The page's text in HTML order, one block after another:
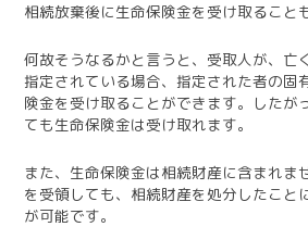
相続放棄後に生命保険金を受け取ること
何故そうなるかと言うと、受取人が、亡
指定されている場合、指定された者の固
険金を受け取ることができます。したが
ても生命保険金は受け取れます。
また、生命保険金は相続財産に含まれま
を受領しても、相続財産を処分したこと
が可能です。